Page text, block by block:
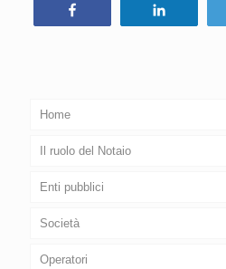
Home
Il ruolo del Notaio
Enti pubblici
Società
Operatori